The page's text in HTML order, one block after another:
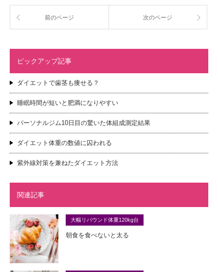
前のページ 次のページ
ピックアップ記事
ダイエットで歯茎も痩せる？
睡眠時間が短いと肥満になりやすい
パーソナルジム10日目の驚いた体組成測定結果
ダイエット体重の数値に囚われる
紫外線対策を兼ねたダイエット方法
関連記事
大幅リバウンド体重120kg台
朝食を食べないと太る